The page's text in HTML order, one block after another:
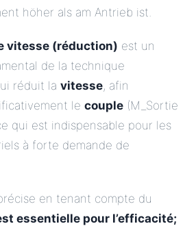
höher als am Antrieb ist.
vitesse (réduction) est un
de la technique
réduit la vitesse, afin
le couple (M_Sortie
qui est indispensable pour les
à forte demande de
en tenant compte du
essentielle pour l’efficacité;